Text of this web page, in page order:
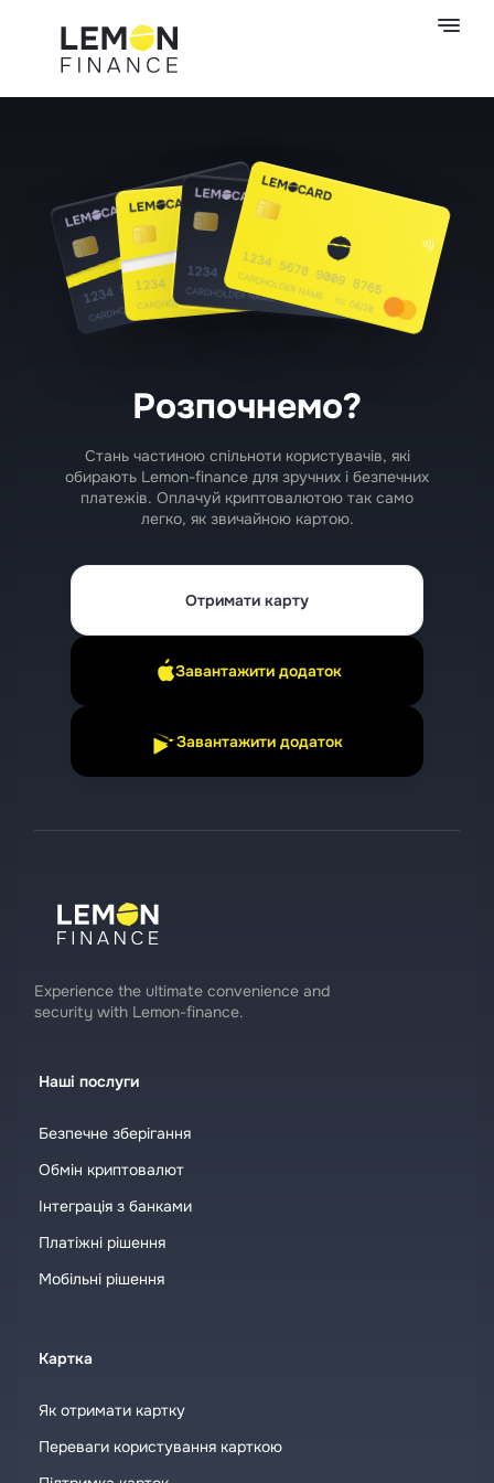
Розпочнемо?
Стань частиною спільноти користувачів, які
обирають Lemon-finance для зручних і безпечних
платежів. Оплачуй криптовалютою так само
легко, як звичайною картою.
Отримати карту
Завантажити додаток
Завантажити додаток
Experience the ultimate convenience and
security with Lemon-finance.
Наші послуги
Безпечне зберігання
Обмін криптовалют
Інтеграція з банками
Платіжні рішення
Мобільні рішення
Картка
Як отримати картку
Переваги користування карткою